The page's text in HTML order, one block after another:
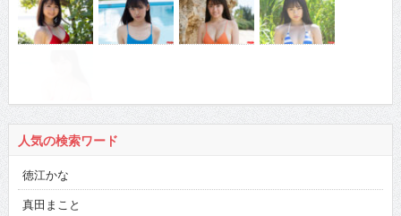
人気の検索ワード
徳江かな
真田まこと